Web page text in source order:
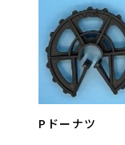
Pドーナツ